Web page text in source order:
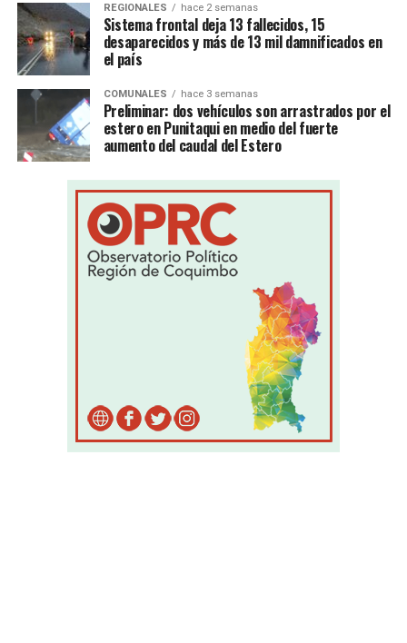
REGIONALES hace 2 semanas
Sistema frontal deja 13 fallecidos, 15
desaparecidos y más de 13 mil damnificados en
el país
COMUNALES hace 3 semanas
Preliminar: dos vehículos son arrastrados por el
estero en Punitaqui en medio del fuerte
aumento del caudal del Estero